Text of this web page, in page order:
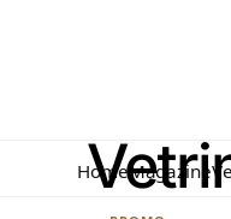
HomeMagazine